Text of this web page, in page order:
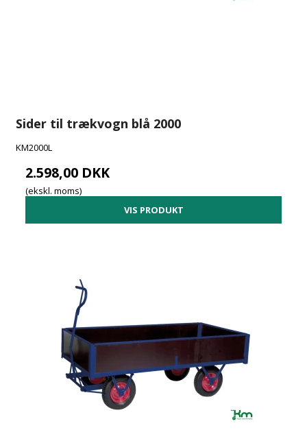
Sider til trækvogn blå 2000
KM2000L
2.598,00 DKK
(ekskl. moms)
VIS PRODUKT